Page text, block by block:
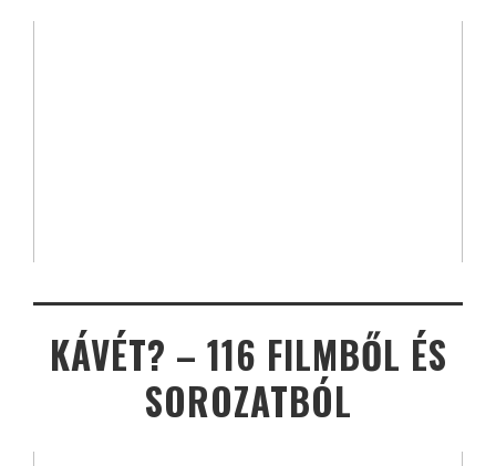
KÁVÉT? – 116 FILMBŐL ÉS
SOROZATBÓL